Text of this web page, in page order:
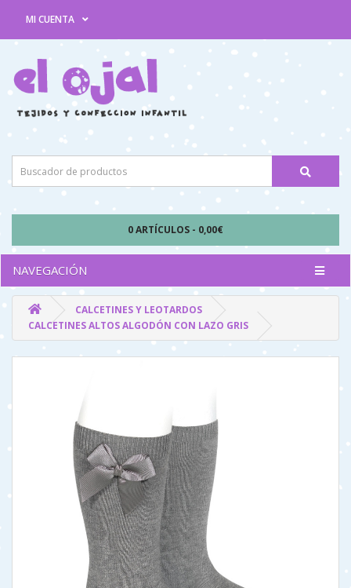
MI CUENTA
0 ARTÍCULOS - 0,00€
NAVEGACIÓN
CALCETINES Y LEOTARDOS
CALCETINES ALTOS ALGODÓN CON LAZO GRIS